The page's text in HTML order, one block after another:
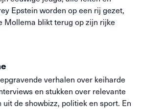
Epstein worden op een rij gezet,
Mollema blikt terug op zijn rijke
verhalen over keiharde
en stukken over relevante
de showbizz, politiek en sport. En